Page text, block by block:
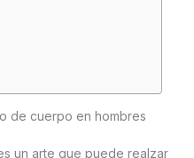
de cuerpo en hombres
un arte que puede realzar